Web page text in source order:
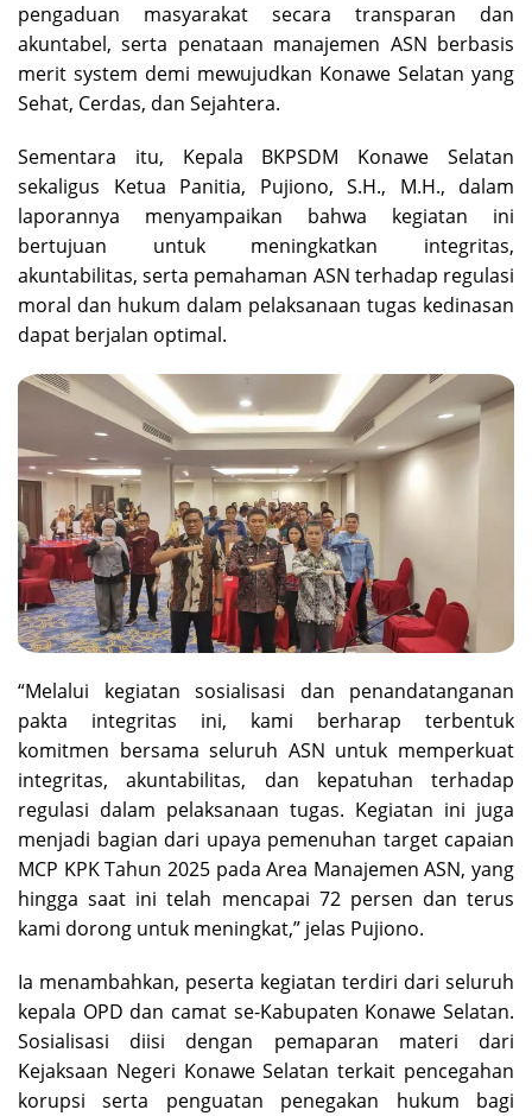
pengaduan masyarakat secara transparan dan
akuntabel, serta penataan manajemen ASN berbasis
merit system demi mewujudkan Konawe Selatan yang
Sehat, Cerdas, dan Sejahtera.
Sementara itu, Kepala BKPSDM Konawe Selatan
sekaligus Ketua Panitia, Pujiono, S.H., M.H., dalam
laporannya menyampaikan bahwa kegiatan ini
bertujuan untuk meningkatkan integritas,
akuntabilitas, serta pemahaman ASN terhadap regulasi
moral dan hukum dalam pelaksanaan tugas kedinasan
dapat berjalan optimal.
“Melalui kegiatan sosialisasi dan penandatanganan
pakta integritas ini, kami berharap terbentuk
komitmen bersama seluruh ASN untuk memperkuat
integritas, akuntabilitas, dan kepatuhan terhadap
regulasi dalam pelaksanaan tugas. Kegiatan ini juga
menjadi bagian dari upaya pemenuhan target capaian
MCP KPK Tahun 2025 pada Area Manajemen ASN, yang
hingga saat ini telah mencapai 72 persen dan terus
kami dorong untuk meningkat,” jelas Pujiono.
Ia menambahkan, peserta kegiatan terdiri dari seluruh
kepala OPD dan camat se-Kabupaten Konawe Selatan.
Sosialisasi diisi dengan pemaparan materi dari
Kejaksaan Negeri Konawe Selatan terkait pencegahan
korupsi serta penguatan penegakan hukum bagi